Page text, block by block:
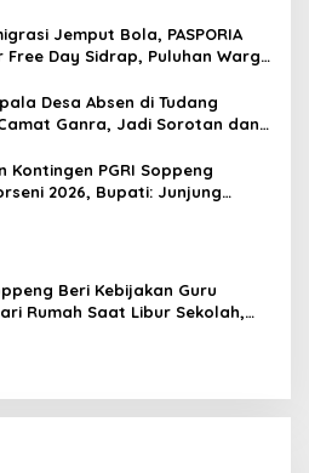
Jemput Bola, PASPORIA
Free Day Sidrap, Puluhan Warga
Desa Absen di Tudang
Ganra, Jadi Sorotan dan
Kontingen PGRI Soppeng
2026, Bupati: Junjung
Beri Kebijakan Guru
Rumah Saat Libur Sekolah,